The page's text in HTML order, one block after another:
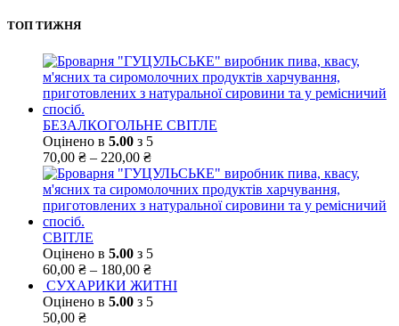
ТОП ТИЖНЯ
БЕЗАЛКОГОЛЬНЕ СВІТЛЕ
Оцінено в 5.00 з 5
70,00 ₴ – 220,00 ₴
СВІТЛЕ
Оцінено в 5.00 з 5
60,00 ₴ – 180,00 ₴
СУХАРИКИ ЖИТНІ
Оцінено в 5.00 з 5
50,00 ₴